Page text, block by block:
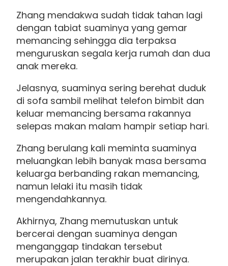
Zhang mendakwa sudah tidak tahan lagi
dengan tabiat suaminya yang gemar
memancing sehingga dia terpaksa
menguruskan segala kerja rumah dan dua
anak mereka.
Jelasnya, suaminya sering berehat duduk
di sofa sambil melihat telefon bimbit dan
keluar memancing bersama rakannya
selepas makan malam hampir setiap hari.
Zhang berulang kali meminta suaminya
meluangkan lebih banyak masa bersama
keluarga berbanding rakan memancing,
namun lelaki itu masih tidak
mengendahkannya.
Akhirnya, Zhang memutuskan untuk
bercerai dengan suaminya dengan
menganggap tindakan tersebut
merupakan jalan terakhir buat dirinya.